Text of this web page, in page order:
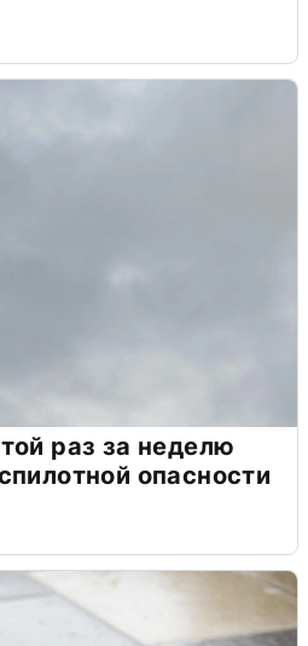
раз за неделю
опасности